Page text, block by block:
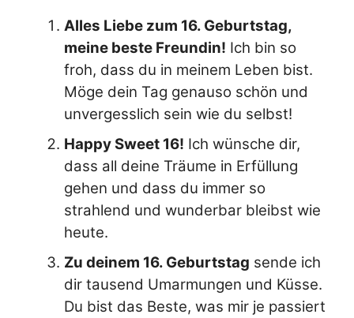
Alles Liebe zum 16. Geburtstag,
meine beste Freundin! Ich bin so
froh, dass du in meinem Leben bist.
Möge dein Tag genauso schön und
unvergesslich sein wie du selbst!
Happy Sweet 16! Ich wünsche dir,
dass all deine Träume in Erfüllung
gehen und dass du immer so
strahlend und wunderbar bleibst wie
heute.
Zu deinem 16. Geburtstag sende ich
dir tausend Umarmungen und Küsse.
Du bist das Beste, was mir je passiert